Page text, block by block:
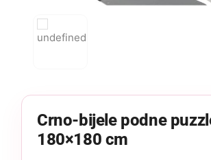
Crno-bijele podne
180×180 cm